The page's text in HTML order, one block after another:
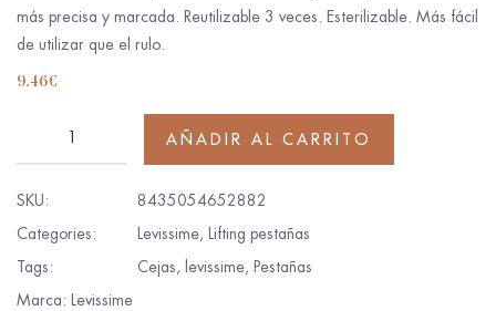
más precisa y marcada. Reutilizable 3 veces. Esterilizable. Más fácil
de utilizar que el rulo.
9.46€
AÑADIR AL CARRITO
SKU:
8435054652882
Categories:
Levissime, Lifting pestañas
Tags:
Cejas, levissime, Pestañas
Marca: Levissime